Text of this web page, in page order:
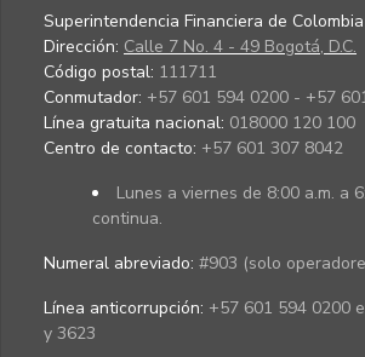
Superintendencia Financiera de Colombia
Dirección: Calle 7 No. 4 - 49 Bogotá, D.C.
Código postal: 111711
Conmutador: +57 601 594 0200 - +57
Línea gratuita nacional: 018000 120 100
Centro de contacto: +57 601 307 8042
Lunes a viernes de 8:00 a.m. a
continua.
Numeral abreviado: #903 (solo
Línea anticorrupción: +57 601 594 0200
y 3623